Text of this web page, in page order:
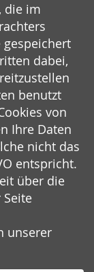
die im
gespeichert
dabei,
benutzt
von
Ihre Daten
nicht das
entspricht.
über die
unserer